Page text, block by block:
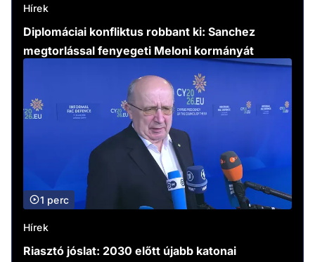
Hírek
Diplomáciai konfliktus robbant ki: Sanchez
megtorlással fenyegeti Meloni kormányát
1 perc
Hírek
Riasztó jóslat: 2030 előtt újabb katonai